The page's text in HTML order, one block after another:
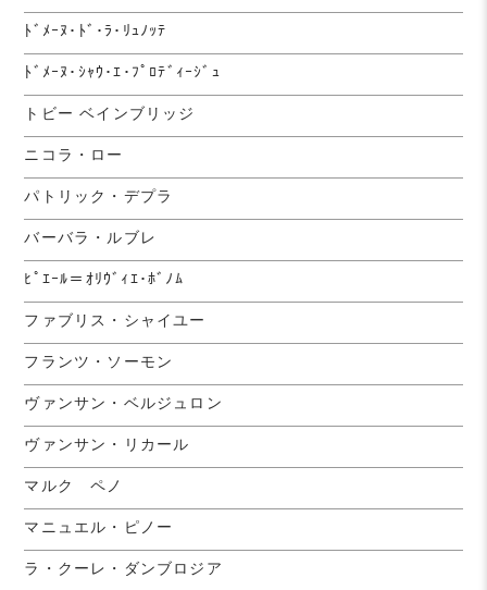
ﾄﾞﾒｰﾇ･ﾄﾞ･ﾗ･ﾘｭﾉｯﾃ
ﾄﾞﾒｰﾇ･ｼｬｳ･ｴ･ﾌﾟﾛﾃﾞｨｰｼﾞｭ
トビー ベインブリッジ
ニコラ・ロー
パトリック・デプラ
バーバラ・ルブレ
ﾋﾟｴｰﾙ＝ｵﾘｳﾞｨｴ･ﾎﾞﾉﾑ
ファブリス・シャイユー
フランツ・ソーモン
ヴァンサン・ベルジュロン
ヴァンサン・リカール
マルク ペノ
マニュエル・ピノー
ラ・クーレ・ダンブロジア